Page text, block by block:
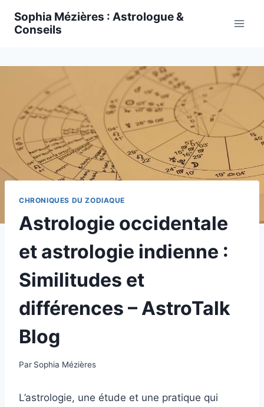
Sophia Mézières : Astrologue &
Conseils
CHRONIQUES DU ZODIAQUE
Astrologie occidentale
et astrologie indienne :
Similitudes et
différences – AstroTalk
Blog
Par Sophia Mézières
L’astrologie, une étude et une pratique qui